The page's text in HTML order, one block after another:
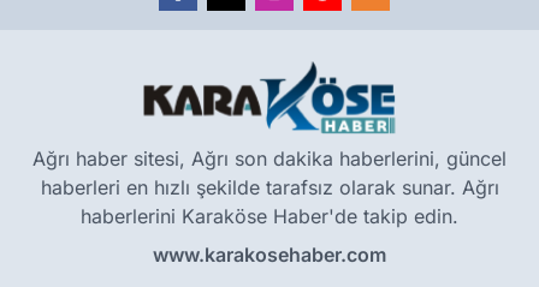
Ağrı haber sitesi, Ağrı son dakika haberlerini, güncel
haberleri en hızlı şekilde tarafsız olarak sunar. Ağrı
haberlerini Karaköse Haber'de takip edin.
www.karakosehaber.com